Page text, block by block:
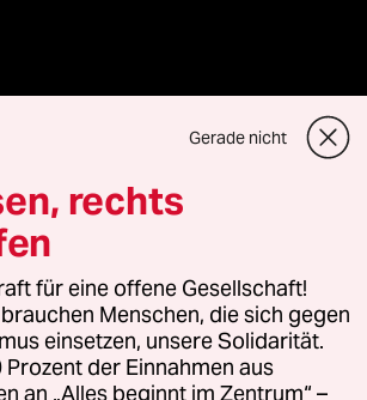
Gerade nicht
rechts
für eine offene Gesellschaft!
Menschen, die sich gegen
einsetzen, unsere Solidarität.
der Einnahmen aus
an „Alles beginnt im Zentrum“ –